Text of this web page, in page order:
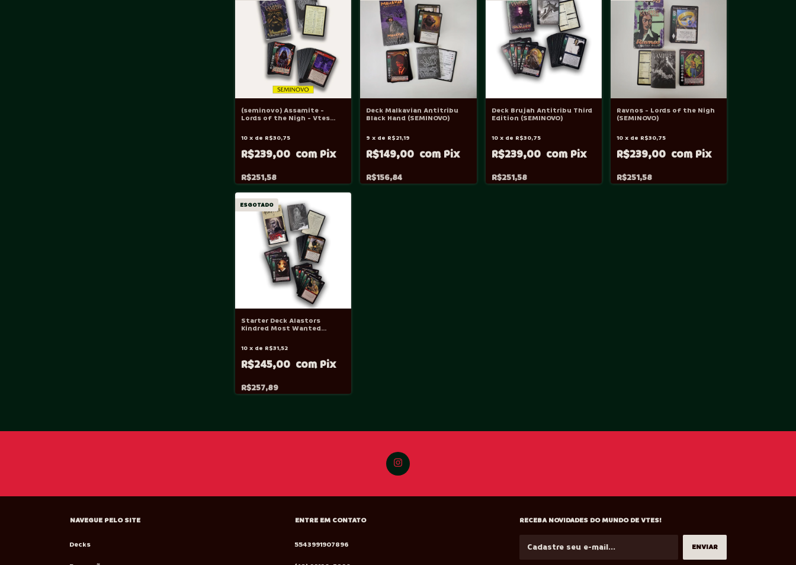
(seminovo) Assamite -
Lords of the Nigh - Vtes
R$251,58
R$239,00
10 x de R$30,75
Deck Malkavian Antitribu
Black Hand (SEMINOVO)
R$156,84
R$149,00
9 x de R$21,19
Deck Brujah Antitribu Third
Edition (SEMINOVO)
R$251,58
R$239,00
10 x de R$30,75
Ravnos - Lords of the Nigh
(SEMINOVO)
R$251,58
R$239,00
10 x de R$30,75
ESGOTADO
Starter Deck Alastors
Kindred Most Wanted
R$257,89
R$245,00
10 x de R$31,52
NAVEGUE PELO SITE
Decks
ENTRE EM CONTATO
5543991907896
RECEBA NOVIDADES DO MUNDO DE VTES!